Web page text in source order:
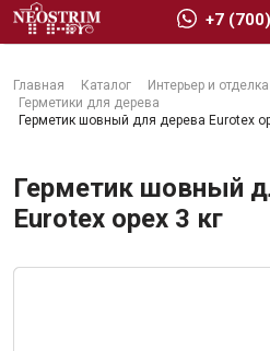
Главная Каталог Интерьер и отделка
Герметики для дерева
Герметик шовный для дерева Eurotex
Герметик шовный
Eurotex орех 3 кг
+7
Сухие строительные смеси